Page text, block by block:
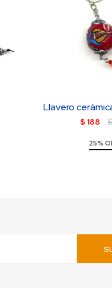
Llavero
$ 188 $
25%